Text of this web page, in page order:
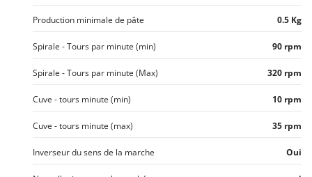
Production minimale de pâte 0.5 Kg
Spirale - Tours par minute (min) 90 rpm
Spirale - Tours par minute (Max) 320 rpm
Cuve - tours minute (min) 10 rpm
Cuve - tours minute (max) 35 rpm
Inverseur du sens de la marche Oui